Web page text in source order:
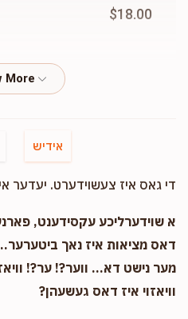
$18.00
Yoel Lurintz
$18.00
אידיש
די גאס איז צעשוידערט. יעדער
א שוידערליכע עקסידענט,
דאס מציאות איז נאך
מער נישט דא... ווער?! ער?!
וויאזוי איז דאס געשעהן?